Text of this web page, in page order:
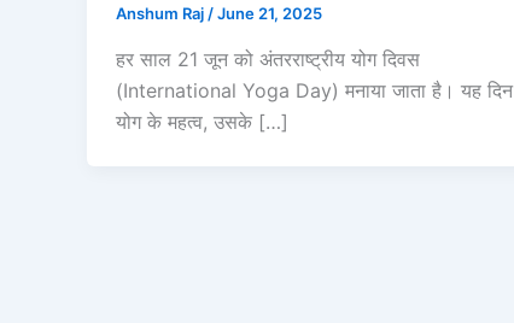
Anshum Raj /June 21, 2025
हर साल 21 जून को अंतरराष्ट्रीय योग दिवस
(International Yoga Day) मनाया जाता है। यह दिन
योग के महत्व, उसके […]